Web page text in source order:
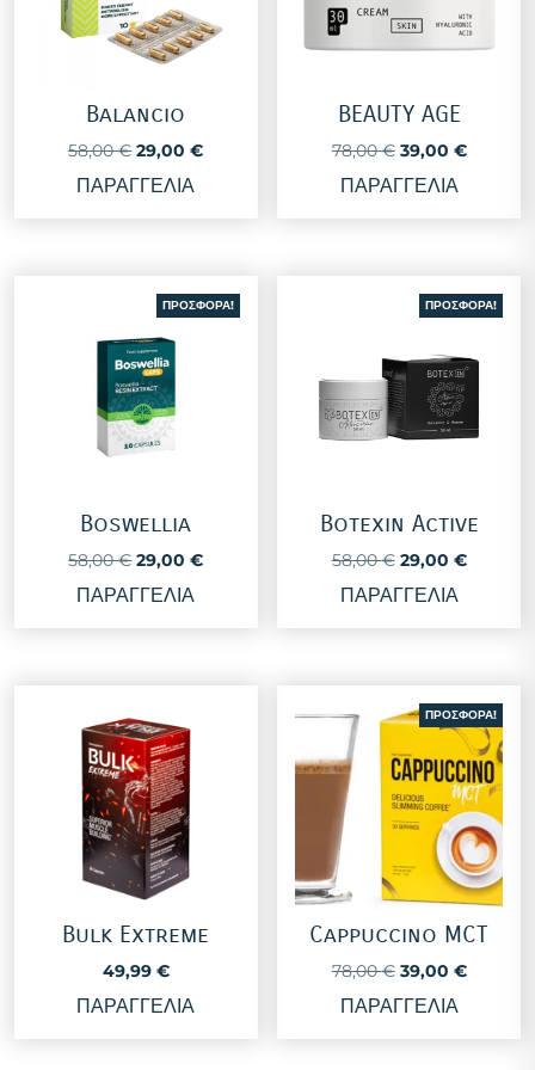
Balancio
58,00€ Original
price
was:
29,00€Η
ΠΑΡΑΓΓΕΛΙΑ
BEAUTY AGE
78,00€ Original
price
was:
39,00 €Η
ΠΑΡΑΓΓΕΛΙΑ
ΠΡΟΣΦΟΡΆ!
Boswellia
58,00€ Original
price
was:
29,00€Η
ΠΑΡΑΓΓΕΛΙΑ
ΠΡΟΣΦΟΡΆ!
Botexin Active
58,00€ Original
price
was:
29,00 €Η
ΠΑΡΑΓΓΕΛΙΑ
Bulk Extreme
49,99 €
ΠΑΡΑΓΓΕΛΙΑ
ΠΡΟΣΦΟΡΆ!
Cappuccino MCT
78,00€ Original
price
was:
39,00 €Η
ΠΑΡΑΓΓΕΛΙΑ